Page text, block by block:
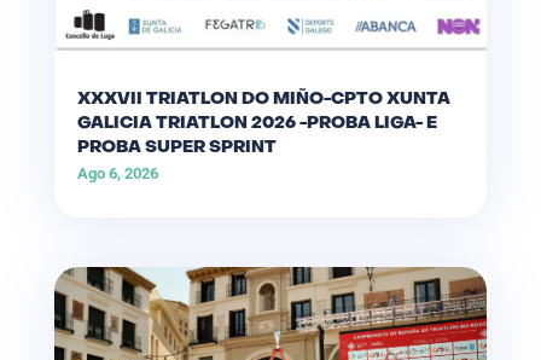
XXXVII TRIATLON DO MIÑO-CPTO XUNTA
GALICIA TRIATLON 2026 -PROBA LIGA- E
PROBA SUPER SPRINT
Ago 6, 2026